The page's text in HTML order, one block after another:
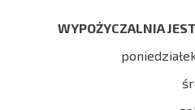
WYPOŻYCZALNIA